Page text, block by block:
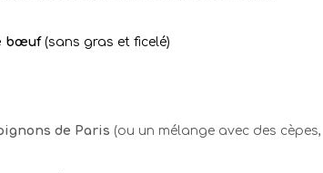
bœuf (sans gras et ficelé)
de Paris (ou un mélange avec des cèpes,